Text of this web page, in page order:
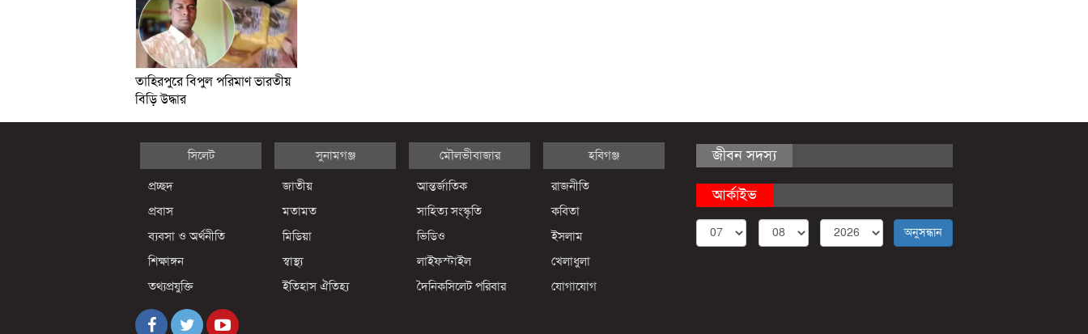
তাহিরপুরে বিপুল পরিমাণ ভারতীয়
বিড়ি উদ্ধার
সিলেট সুনামগঞ্জ মৌলভীবাজার হবিগঞ্জ
প্রচ্ছদ জাতীয় আন্তর্জাতিক
রাজনীতি
প্রবাস
মতামত সাহিত্য সংস্কৃতি
কবিতা
ব্যবসা ও অর্থনীতি
মিডিয়া ভিডিও
ইসলাম
শিক্ষাঙ্গন
স্বাস্থ্য লাইফস্টাইল
খেলাধুলা
তথ্যপ্রযুক্তি
ইতিহাস ঐতিহ্য দৈনিকসিলেট পরিবার যোগাযোগ
জীবন সদস্য
আর্কাইভ